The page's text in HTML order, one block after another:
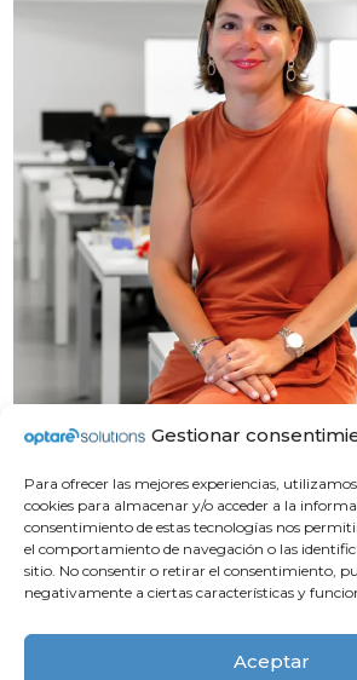
Gestionar
Para ofrecer las mejores experiencias,
cookies para almacenar y/o acceder a la
consentimiento de estas tecnologías nos
el comportamiento de navegación o las
sitio. No consentir o retirar el consentimiento,
negativamente a ciertas características y
Aceptar
Apoyo Institucional